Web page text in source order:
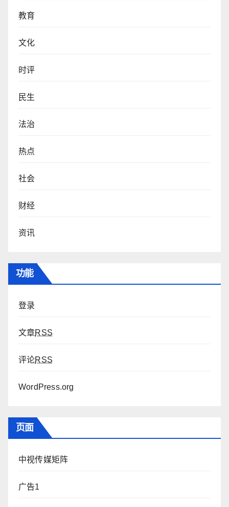
教育
文化
时评
民生
法治
热点
社会
财经
资讯
功能
登录
文章RSS
评论RSS
WordPress.org
页面
中视传媒矩阵
广告1